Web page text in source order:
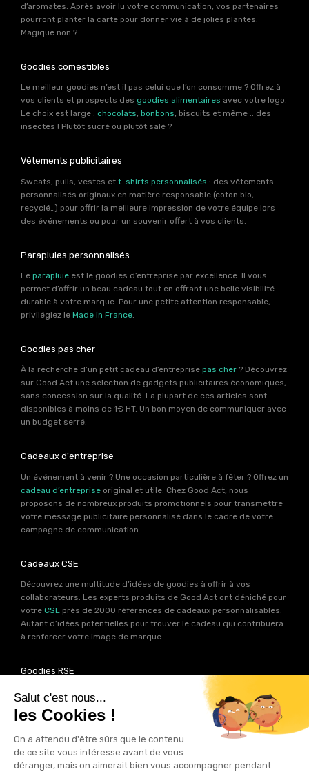
d’aromates. Après avoir lu votre communication, vos partenaires
pourront planter la carte pour donner vie à de jolies plantes.
Magique non ?
Goodies comestibles
Le meilleur goodies n’est il pas celui que l’on consomme ? Offrez à
vos clients et prospects des goodies alimentaires avec votre logo.
Le choix est large : chocolats, bonbons, biscuits et même .. des
insectes ! Plutôt sucré ou plutôt salé ?
Vêtements publicitaires
Sweats, pulls, vestes et t-shirts personnalisés : des vêtements
personnalisés originaux en matière responsable (coton bio,
recyclé…) pour offrir la meilleure impression de votre équipe lors
des événements ou pour un souvenir offert à vos clients.
Parapluies personnalisés
Le parapluie est le goodies d’entreprise par excellence. Il vous
permet d’offrir un beau cadeau tout en offrant une belle visibilité
durable à votre marque. Pour une petite attention responsable,
privilégiez le Made in France.
Goodies pas cher
À la recherche d’un petit cadeau d’entreprise pas cher ? Découvrez
sur Good Act une sélection de gadgets publicitaires économiques,
sans concession sur la qualité. La plupart de ces articles sont
disponibles à moins de 1€ HT. Un bon moyen de communiquer avec
un budget serré.
Cadeaux d'entreprise
Un événement à venir ? Une occasion particulière à fêter ? Offrez un
cadeau d’entreprise original et utile. Chez Good Act, nous
proposons de nombreux produits promotionnels pour transmettre
votre message publicitaire personnalisé dans le cadre de votre
campagne de communication.
Cadeaux CSE
Découvrez une multitude d’idées de goodies à offrir à vos
collaborateurs. Les experts produits de Good Act ont déniché pour
votre CSE près de 2000 références de cadeaux personnalisables.
Autant d’idées potentielles pour trouver le cadeau qui contribuera
à renforcer votre image de marque.
Goodies RSE
Vous souhaitez communiquer en accord avec vos valeurs ? Ca
tombe bien ! Un grand nombre de produits présents sur Good Act
sont fabriqués en France et en Europe.
Notre sélection RSEvous
permet de trouver un goodies parfait pour votre campagne de
communication. Des produits fabriqués avec amour dans de
bonnes conditions et un impact limité sur la planête.